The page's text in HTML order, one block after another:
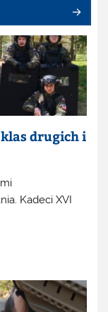
klas drugich i
Kadeci XVI